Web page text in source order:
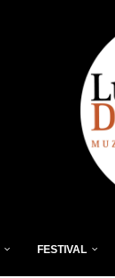
FESTIVAL